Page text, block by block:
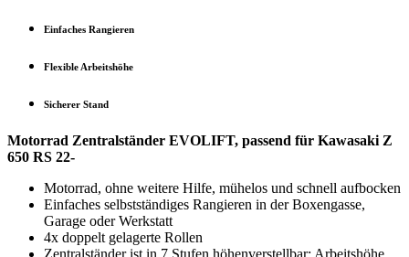
Einfaches Rangieren
Flexible Arbeitshöhe
Sicherer Stand
Motorrad Zentralständer EVOLIFT, passend für Kawasaki Z
650 RS 22-
Motorrad, ohne weitere Hilfe, mühelos und schnell aufbocken
Einfaches selbstständiges Rangieren in der Boxengasse,
Garage oder Werkstatt
4x doppelt gelagerte Rollen